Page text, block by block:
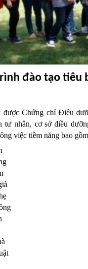
đào tạo tiêu
Chứng chỉ Điều
tư nhân, cơ sở điều
việc tiềm năng bao